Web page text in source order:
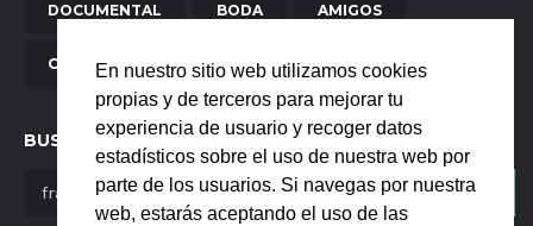
En nuestro sitio web utilizamos cookies
propias y de terceros para mejorar tu
experiencia de usuario y recoger datos
estadísticos sobre el uso de nuestra web por
parte de los usuarios. Si navegas por nuestra
web, estarás aceptando el uso de las
DOCUMENTAL BODA AMIGOS
CON PERRO SOCIAL MEDIA
BUSCAR